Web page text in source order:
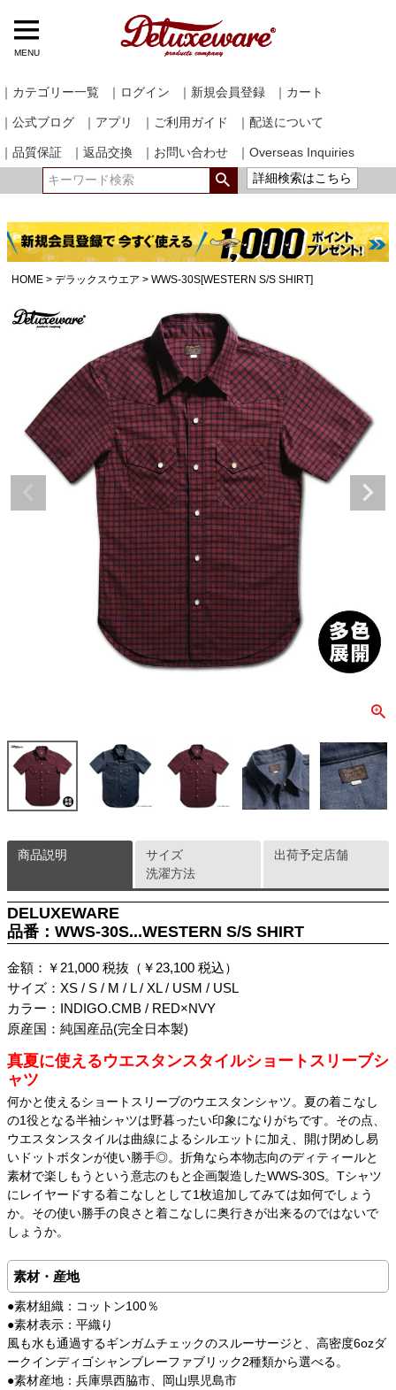
MENU
｜カテゴリー一覧 ｜ログイン ｜新規会員登録 ｜カート
｜公式ブログ ｜アプリ ｜ご利用ガイド ｜配送について
｜品質保証 ｜返品交換 ｜お問い合わせ
｜Overseas Inquiries
詳細検索はこちら
HOME デラックスウエア WWS-30S[WESTERN S/S SHIRT]
商品説明
DELUXEWARE
品番：WWS-30S...WESTERN S/S SHIRT
金額：￥21,000 税抜（￥23,100 税込）
サイズ：XS / S / M / L / XL / USM / USL
カラー：INDIGO.CMB / RED×NVY
原産国：純国産品(完全日本製)
真夏に使えるウエスタンスタイルショートスリーブシ
ャツ
何かと使えるショートスリーブのウエスタンシャツ。夏の着こなし
の1役となる半袖シャツは野暮ったい印象になりがちです。その点、
ウエスタンスタイルは曲線によるシルエットに加え、開け閉めし易
いドットボタンが使い勝手◎。折角なら本物志向のディティールと
素材で楽しもうという意志のもと企画製造したWWS-30S。Tシャツ
にレイヤードする着こなしとして1枚追加してみては如何でしょう
か。その使い勝手の良さと着こなしに奥行きが出来るのではないで
しょうか。
素材・産地
●素材組織：コットン100％
●素材表示：平織り
風も水も通過するギンガムチェックのスルーサージと、高密度6ozダ
ークインディゴシャンブレーファブリック2種類から選べる。
●素材産地：兵庫県西脇市、岡山県児島市
サイズ
洗濯方法
出荷予定店舗